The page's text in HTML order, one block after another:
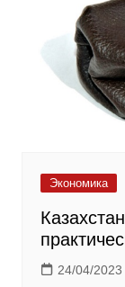
Экономика
24/04/2023